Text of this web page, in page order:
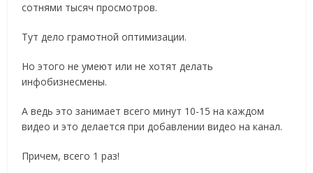
сотнями тысяч просмотров.
Тут дело грамотной оптимизации.
Но этого не умеют или не хотят делать
инфобизнесмены.
А ведь это занимает всего минут 10-15 на каждом
видео и это делается при добавлении видео на канал.
Причем, всего 1 раз!